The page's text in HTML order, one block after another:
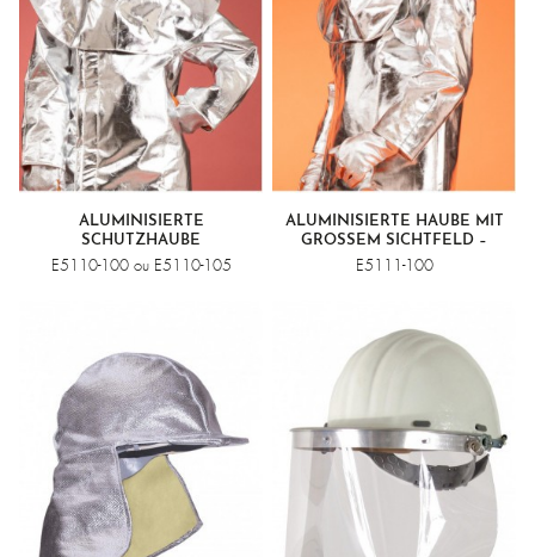
ALUMINISIERTE
SCHUTZHAUBE
E5110-100 ou E5110-105
ALUMINISIERTE HAUBE MIT
GROSSEM SICHTFELD – F
ARBLOS E5111-100 ODER V
E5111-100